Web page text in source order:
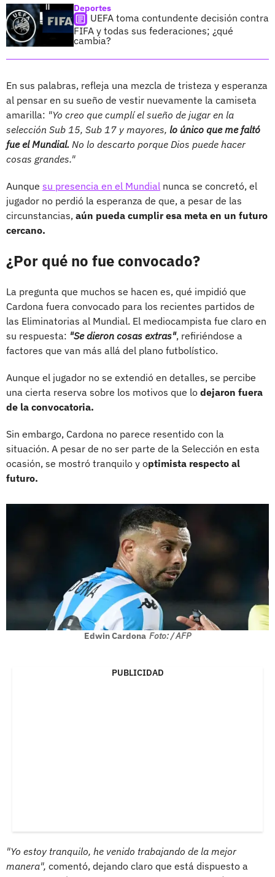
Deportes
UEFA toma contundente decisión contra
FIFA y todas sus federaciones; ¿qué
cambia?
En sus palabras, refleja una mezcla de tristeza y esperanza
al pensar en su sueño de vestir nuevamente la camiseta
amarilla: "Yo creo que cumplí el sueño de jugar en la
selección Sub 15, Sub 17 y mayores, lo único que me faltó
fue el Mundial. No lo descarto porque Dios puede hacer
cosas grandes."
Aunque su presencia en el Mundial nunca se concretó, el
jugador no perdió la esperanza de que, a pesar de las
circunstancias, aún pueda cumplir esa meta en un futuro
cercano.
¿Por qué no fue convocado?
La pregunta que muchos se hacen es, qué impidió que
Cardona fuera convocado para los recientes partidos de
las Eliminatorias al Mundial. El mediocampista fue claro en
su respuesta: "Se dieron cosas extras", refiriéndose a
factores que van más allá del plano futbolístico.
Aunque el jugador no se extendió en detalles, se percibe
una cierta reserva sobre los motivos que lo dejaron fuera
de la convocatoria.
Sin embargo, Cardona no parece resentido con la
situación. A pesar de no ser parte de la Selección en esta
ocasión, se mostró tranquilo y optimista respecto al
futuro.
Edwin Cardona Foto: / AFP
PUBLICIDAD
"Yo estoy tranquilo, he venido trabajando de la mejor
manera", comentó, dejando claro que está dispuesto a